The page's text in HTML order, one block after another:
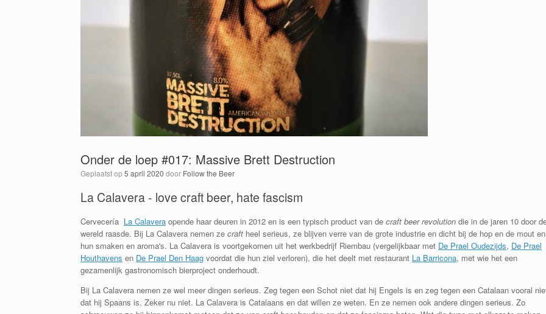
Onder de loep #017: Massive Brett Destruction
Geplaatst op5 april 2020 door Follow the Beer
La Calavera - love craft beer, hate fascism
Cervecería La Calavera opende haar deuren in 2012 en is een typisch product van de craft beer revolution die in de jaren 10 door
wereld raasde. Bij La Calavera nemen ze craft heel serieus, ze blijven verre van de grote industrie en dicht bij de hop en de mout en
hun smaken en aroma's. La Calavera is voortgekomen uit het werkbedrijf Riembau (vergelijkbaar met De Prael Oudezijds, De Prael
Houthavens en De Prael Den Haag voordat die hun ziel verloren), die het deelt met restaurant La Barricona, met wie het een
gezamenlijk gastronomisch bierproject onderhoudt.
Bij La Calavera nemen ze wel meer dingen serieus. Zeg tegen een Schot niet dat hij Engels is en zeg tegen een Catalaan vooral
dat hij Spaans is. Zeker nu niet. La Calavera is Catalaans en dat willen ze weten. En ze nemen ook andere dingen serieus. Zo